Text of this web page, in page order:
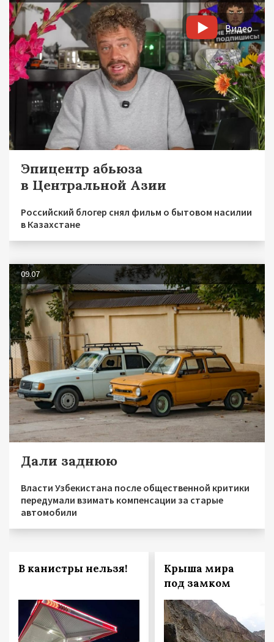
Видео
Эпицентр абьюза
в Центральной Азии
Российский блогер снял фильм о бытовом насилии
в Казахстане
09.07
Дали заднюю
Власти Узбекистана после общественной критики
передумали взимать компенсации за старые
автомобили
В канистры нельзя!
Крыша мира
под замком